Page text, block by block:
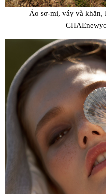
Áo sơ-mi, váy và